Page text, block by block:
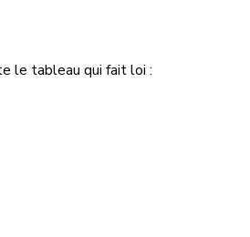
le tableau qui fait loi :